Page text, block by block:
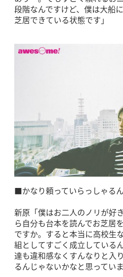
段階なんですけど、僕は大船
芝居できている状態です」
■かなり頼っていらっしゃる
新原「僕はお二人のノリが好
ら自分も台本を読んでお芝居
ですか。すると本当に高校生
組としてすごく成立している
達も違和感なくすんなりと入
るんじゃないかなと思っていま